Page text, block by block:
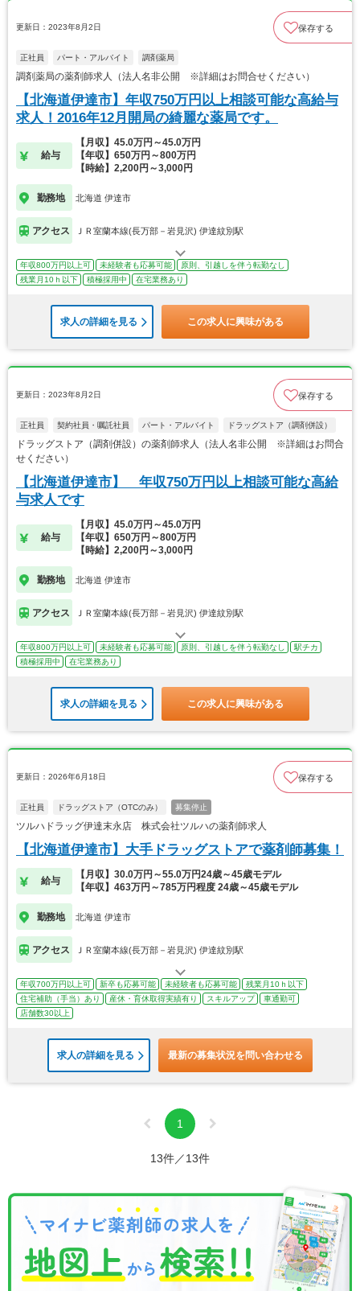
更新日：2023年8月2日 保存する
正社員 パート・アルバイト 調剤薬局
調剤薬局の薬剤師求人（法人名非公開 ※詳細はお問合せください）
【北海道伊達市】年収750万円以上相談可能な高給与
求人！2016年12月開局の綺麗な薬局です。
給与
【月収】45.0万円～45.0万円
【年収】650万円～800万円
【時給】2,200円～3,000円
勤務地 北海道 伊達市
アクセス ＪＲ室蘭本線(長万部－岩見沢) 伊達紋別駅
年収800万円以上可 未経験者も応募可能
原則、引越しを伴う転勤なし
残業月10ｈ以下
積極採用中 在宅業務あり
求人の詳細を見る この求人に興味がある
更新日：2023年8月2日 保存する
正社員 契約社員・嘱託社員 パート・アルバイト ドラッグストア（調剤併設）
ドラッグストア（調剤併設）の薬剤師求人（法人名非公開 ※詳細はお問合
せください）
【北海道伊達市】 年収750万円以上相談可能な高給
与求人です
給与
【月収】45.0万円～45.0万円
【年収】650万円～800万円
【時給】2,200円～3,000円
勤務地 北海道 伊達市
アクセス ＪＲ室蘭本線(長万部－岩見沢) 伊達紋別駅
年収800万円以上可 未経験者も応募可能 原則、引越しを伴う転勤なし
駅チカ
積極採用中
在宅業務あり
求人の詳細を見る この求人に興味がある
更新日：2026年6月18日 保存する
正社員 ドラッグストア（OTCのみ） 募集停止
ツルハドラッグ伊達末永店 株式会社ツルハの薬剤師求人
【北海道伊達市】大手ドラッグストアで薬剤師募集！
給与
【月収】30.0万円～55.0万円24歳～45歳モデル
【年収】463万円～785万円程度 24歳～45歳モデル
勤務地 北海道 伊達市
アクセス ＪＲ室蘭本線(長万部－岩見沢) 伊達紋別駅
年収700万円以上可 新卒も応募可能 未経験者も応募可能
残業月10ｈ以下
住宅補助（手当）あり
産休・育休取得実績有り スキルアップ
車通勤可
店舗数30以上
求人の詳細を見る 最新の募集状況を問い合わせる
1
13件／13件